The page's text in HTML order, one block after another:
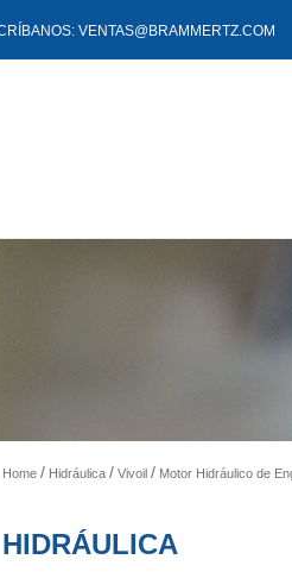
VENTAS@BRAMMERTZ.COM
Home Hidráulica Vivoil Motor Hidráulico de
HIDRÁULICA